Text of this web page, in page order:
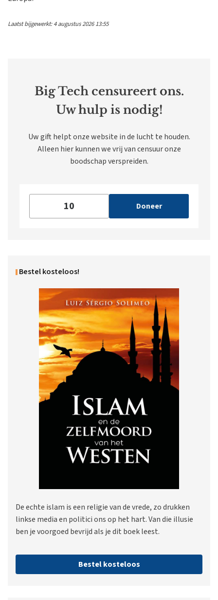
Laatst bijgewerkt: 4 augustus 2026 13:55
Big Tech censureert ons.
Uw hulp is nodig!
Uw gift helpt onze website in de lucht te houden.
Alleen hier kunnen we vrij van censuur onze
boodschap verspreiden.
Doneer
Bestel kosteloos!
De echte islam is een religie van de vrede, zo drukken
linkse media en politici ons op het hart. Van die illusie
ben je voorgoed bevrijd als je dit boek leest.
Bestel kosteloos